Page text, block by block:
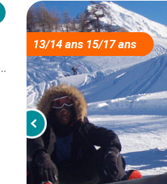
13/14 ans 15/17 ans